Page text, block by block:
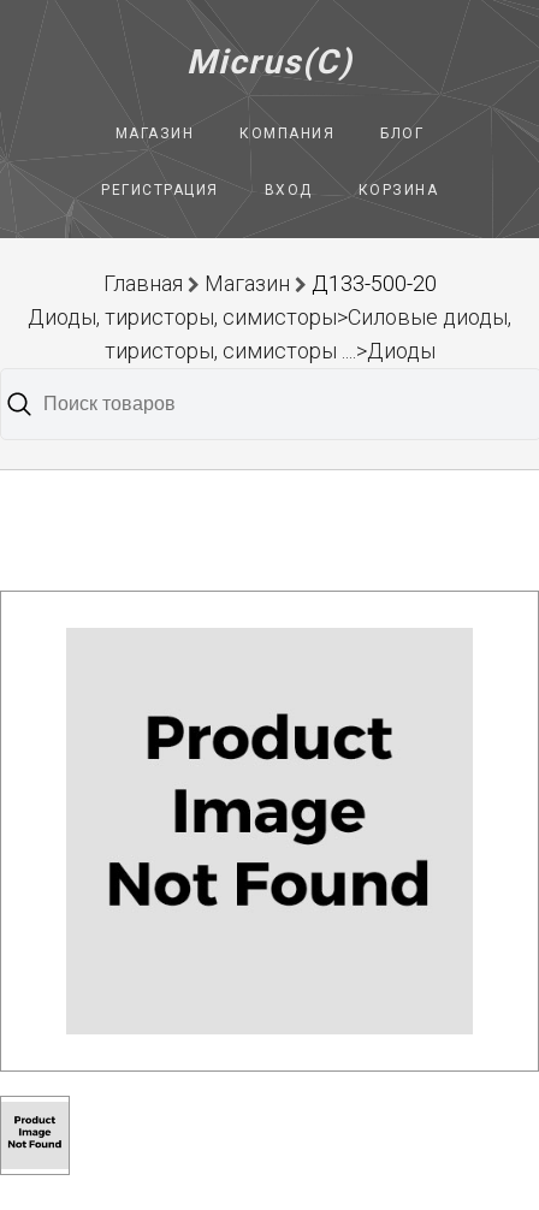
Micrus(C)
МАГАЗИН КОМПАНИЯ БЛОГ
РЕГИСТРАЦИЯ ВХОД КОРЗИНА
Главная Магазин
Д133-500-20
Диоды, тиристоры, симисторы>Силовые диоды,
тиристоры, симисторы ....>Диоды